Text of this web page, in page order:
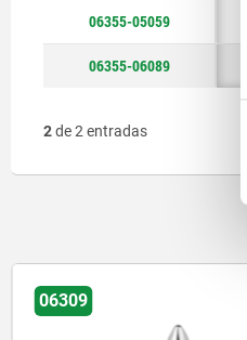
06355-05059
06355-06089
2de 2 entradas
06320